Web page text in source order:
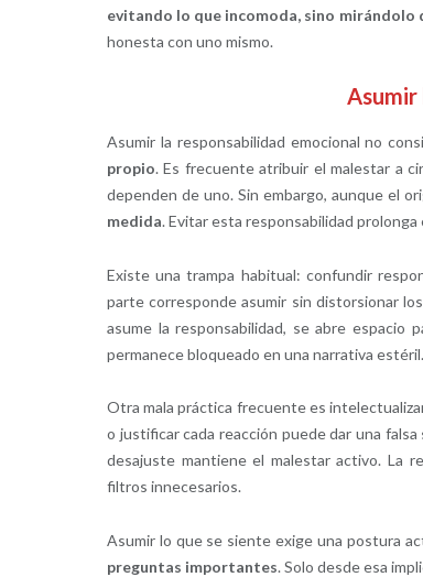
evitando lo que incomoda, sino mirándolo
honesta con uno mismo.
Asumir
Asumir la responsabilidad emocional no
propio. Es frecuente atribuir el malestar a
dependen de uno. Sin embargo, aunque el
medida. Evitar esta responsabilidad
Existe una trampa habitual: confundir
parte corresponde asumir sin distorsionar
asume la responsabilidad, se abre espacio
permanece bloqueado en una narrativa estéril.
Otra mala práctica frecuente es
o justificar cada reacción puede dar una
desajuste mantiene el malestar activo. La
filtros innecesarios.
Asumir lo que se siente exige una postura
preguntas importantes. Solo desde esa